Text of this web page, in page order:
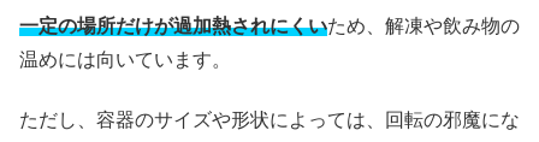
一定の場所だけが過加熱されにくいため、解凍や飲み物の
温めには向いています。
ただし、容器のサイズや形状によっては、回転の邪魔にな